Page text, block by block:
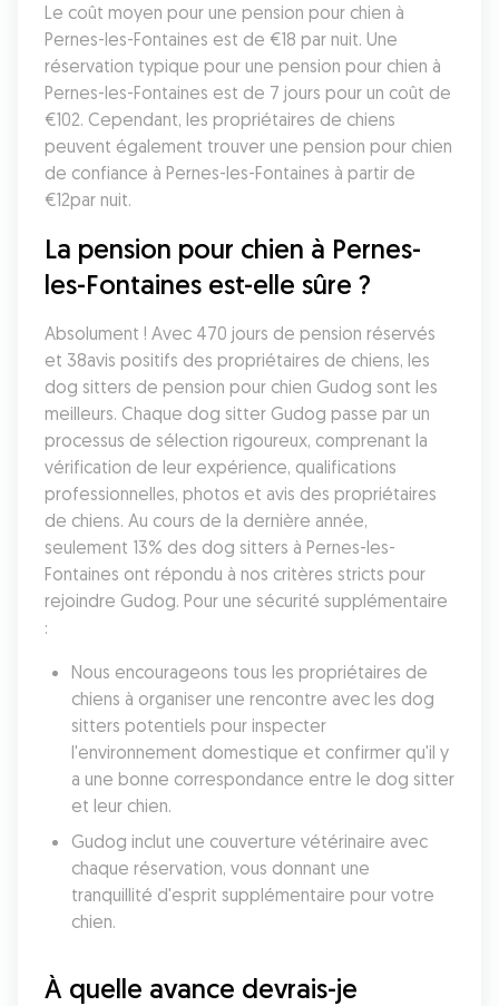
Le coût moyen pour une pension pour chien à
Pernes-les-Fontaines est de €18 par nuit. Une
réservation typique pour une pension pour chien à
Pernes-les-Fontaines est de 7 jours pour un coût de
€102. Cependant, les propriétaires de chiens
peuvent également trouver une pension pour chien
de confiance à Pernes-les-Fontaines à partir de
€12par nuit.
La pension pour chien à Pernes-
les-Fontaines est-elle sûre ?
Absolument ! Avec 470 jours de pension réservés
et 38avis positifs des propriétaires de chiens, les
dog sitters de pension pour chien Gudog sont les
meilleurs. Chaque dog sitter Gudog passe par un
processus de sélection rigoureux, comprenant la
vérification de leur expérience, qualifications
professionnelles, photos et avis des propriétaires
de chiens. Au cours de la dernière année,
seulement 13% des dog sitters à Pernes-les-
Fontaines ont répondu à nos critères stricts pour
rejoindre Gudog. Pour une sécurité supplémentaire
:
Nous encourageons tous les propriétaires de
chiens à organiser une rencontre avec les dog
sitters potentiels pour inspecter
l'environnement domestique et confirmer qu'il y
a une bonne correspondance entre le dog sitter
et leur chien.
Gudog inclut une couverture vétérinaire avec
chaque réservation, vous donnant une
tranquillité d'esprit supplémentaire pour votre
chien.
À quelle avance devrais-je